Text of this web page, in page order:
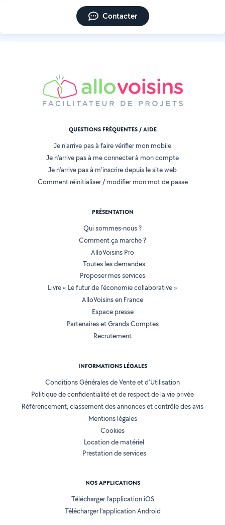
Contacter
QUESTIONS FRÉQUENTES / AIDE
Je n'arrive pas à faire vérifier mon mobile
Je n'arrive pas à me connecter à mon compte
Je n'arrive pas à m'inscrire depuis le site web
Comment réinitialiser / modifier mon mot de passe
PRÉSENTATION
Qui sommes-nous ?
Comment ça marche ?
AlloVoisins Pro
Toutes les demandes
Proposer mes services
Livre « Le futur de l'économie collaborative »
AlloVoisins en France
Espace presse
Partenaires et Grands Comptes
Recrutement
INFORMATIONS LÉGALES
Conditions Générales de Vente et d'Utilisation
Politique de confidentialité et de respect de la vie privée
Référencement, classement des annonces et contrôle des avis
Mentions légales
Cookies
Location de matériel
Prestation de services
NOS APPLICATIONS
Télécharger l’application iOS
Télécharger l’application Android